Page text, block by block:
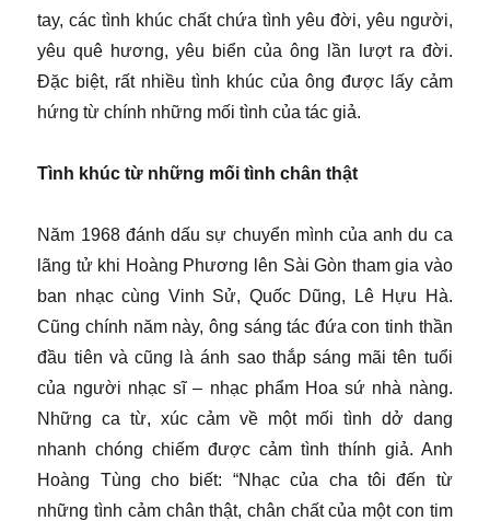
tay, các tình khúc chất chứa tình yêu đời, yêu người,
yêu quê hương, yêu biển của ông lần lượt ra đời.
Đặc biệt, rất nhiều tình khúc của ông được lấy cảm
hứng từ chính những mối tình của tác giả.
Tình khúc từ những mối tình chân thật
Năm 1968 đánh dấu sự chuyển mình của anh du ca
lãng tử khi Hoàng Phương lên Sài Gòn tham gia vào
ban nhạc cùng Vinh Sử, Quốc Dũng, Lê Hựu Hà.
Cũng chính năm này, ông sáng tác đứa con tinh thần
đầu tiên và cũng là ánh sao thắp sáng mãi tên tuổi
của người nhạc sĩ – nhạc phẩm Hoa sứ nhà nàng.
Những ca từ, xúc cảm về một mối tình dở dang
nhanh chóng chiếm được cảm tình thính giả. Anh
Hoàng Tùng cho biết: “Nhạc của cha tôi đến từ
những tình cảm chân thật, chân chất của một con tim